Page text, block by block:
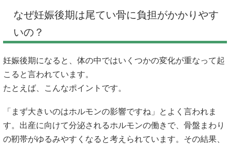
なぜ妊娠後期は尾てい骨に負担がかかりやす
いの？
妊娠後期になると、体の中ではいくつかの変化が重なって起
こると言われています。
たとえば、こんなポイントです。
「まず大きいのはホルモンの影響ですね」とよく言われま
す。出産に向けて分泌されるホルモンの働きで、骨盤まわり
の靭帯がゆるみやすくなると考えられています。その結果、